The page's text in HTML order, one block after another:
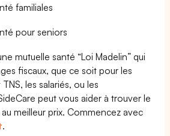
familiales
pour seniors
mutuelle santé “Loi Madelin” qui
fiscaux, que ce soit pour les
les salariés, ou les
peut vous aider à trouver le
meilleur prix. Commencez avec
.